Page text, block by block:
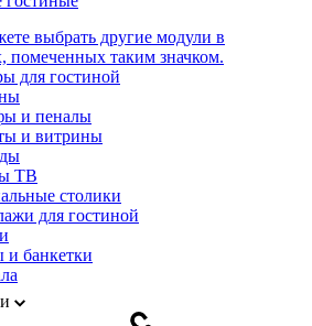
выбрать другие модули в
помеченных таким значком.
для гостиной
и пеналы
и витрины
ТВ
столики
для гостиной
банкетки